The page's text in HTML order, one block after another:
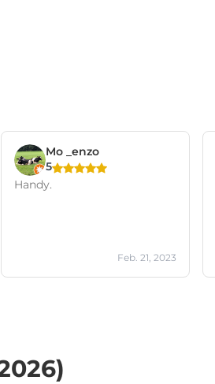
Mo _enzo
5
Handy.
Feb. 21, 2023